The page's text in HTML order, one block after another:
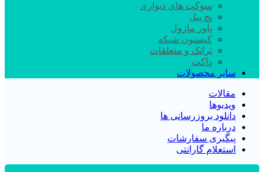
سوکت های دیواری
پچ پنل
پاور ماژول
کیستون شبکه
ترانک و متعلقات
داکت
سایر محصولات
مقالات
ویدیوها
دانلود بروزرسانی ها
درباره ما
پیگیری سفارشات
استعلام گارانتی